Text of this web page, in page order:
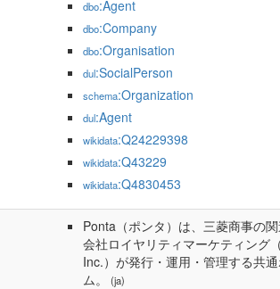
dbo:Agent
dbo:Company
dbo:Organisation
dul:SocialPerson
schema:Organization
dul:Agent
wikidata:Q24229398
wikidata:Q43229
wikidata:Q4830453
Ponta（ポンタ）は、三菱商事の
会社ロイヤリティマーケティング
Inc.）が発行・運用・管理する共
ム。
(ja)